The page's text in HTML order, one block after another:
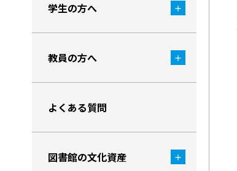
学生の方へ
教員の方へ
よくある質問
図書館の文化資産